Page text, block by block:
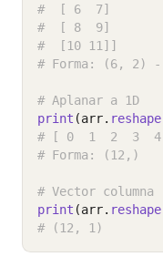
#  [ 6  7]
#  [ 8  9]
#  [10 11]]
# Forma: (6, 2)
# Aplanar a 1D
print (arr. reshape
# [ 0  1  2  3  4
# Forma: (12,)
# Vector columna
print (arr. reshape
# (12, 1)